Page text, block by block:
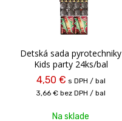
Detská sada pyrotechniky
Kids party 24ks/bal
4,50 € s DPH / bal
3,66 € bez DPH / bal
Na sklade